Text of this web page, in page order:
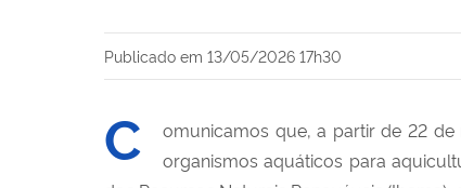
Publicado em 13/05/2026 17h30
C
omunicamos que, a partir de 22
organismos aquáticos para